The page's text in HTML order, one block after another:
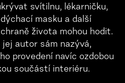
svítilnu, lékarničku,
masku a další
života mohou hodit.
jej autor sám nazývá,
provedení navíc ozdobou
součástí interiéru.